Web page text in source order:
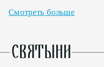
Смотреть больше
СВЯТЫНИ